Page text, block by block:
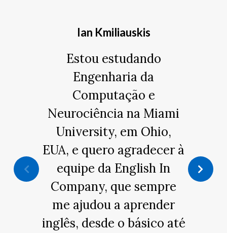
Ian Kmiliauskis
Estou estudando
Engenharia da
Computação e
Neurociência na Miami
University, em Ohio,
EUA, e quero agradecer à
equipe da English In
Company, que sempre
me ajudou a aprender
inglês, desde o básico até